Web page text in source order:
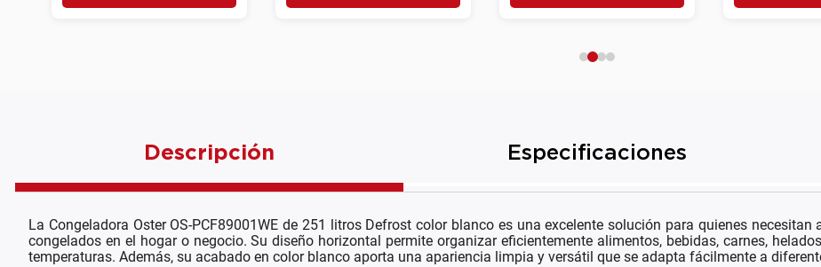
Descripción Especificaciones
La Congeladora Oster OS-PCF89001WE de 251 litros Defrost color blanco es una excelente solución para quienes
congelados en el hogar o negocio. Su diseño horizontal permite organizar eficientemente alimentos, bebidas, carnes,
temperaturas. Además, su acabado en color blanco aporta una apariencia limpia y versátil que se adapta fácilmente a